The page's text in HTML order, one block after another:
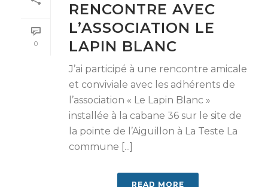
0
RENCONTRE AVEC
L’ASSOCIATION LE
LAPIN BLANC
J’ai participé à une rencontre amicale
et conviviale avec les adhérents de
l’association « Le Lapin Blanc »
installée à la cabane 36 sur le site de
la pointe de l’Aiguillon à La Teste La
commune [...]
READ MORE